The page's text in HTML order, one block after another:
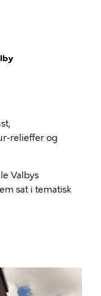
relieffer og
Valbys
sat i tematisk